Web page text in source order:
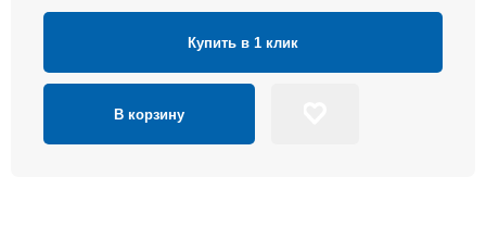
Купить в 1 клик
В корзину